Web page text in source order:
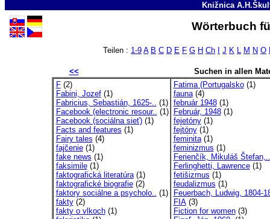
Knižnica
Wörterbuch
Teilen : 1-9 A B C D E F G H Ch J K L M N O
<<
Suchen in allen
F(2)
Fabini, Jozef(1)
Fabricius, Sebastián, 1625-.. (1)
Facebook (electronic resour.. (1)
Facebook (sociálna sieť)(1)
Facts and features (1)
Fairy tales (4)
fajčenie(1)
fake news (1)
faksimile(1)
faktografická literatúra(1)
faktografické biografie(2)
faktory sociálne a psycholo.. (1)
fakty(2)
fakty o vlkoch(1)
Fatima (Portugalsko(1)
fauna(4)
február 1948(1)
Február, 1948(1)
fejetóny(1)
fejtóny(1)
feminita(1)
feminizmus (1)
Ferienčík, Mikuláš Štefan,..
Ferlinghetti, Lawrence(1)
fetišizmus (1)
feudalizmus (1)
Feuerbach, Ludwig, 1804-
FIA(3)
Fiction for women(3)